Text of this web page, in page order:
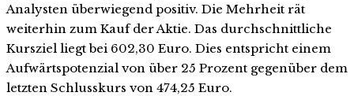
Analysten überwiegend positiv. Die Mehrheit rät
weiterhin zum Kauf der Aktie. Das durchschnittliche
Kursziel liegt bei 602,30 Euro. Dies entspricht einem
Aufwärtspotenzial von über 25 Prozent gegenüber dem
letzten Schlusskurs von 474,25 Euro.